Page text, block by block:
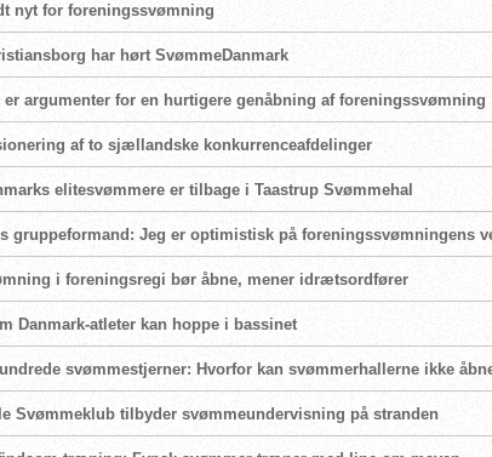
nyt for foreningssvømning
har hørt SvømmeDanmark
er argumenter for en hurtigere genåbning af foreningssvømning
af to sjællandske konkurrenceafdelinger
elitesvømmere er tilbage i Taastrup Svømmehal
gruppeformand: Jeg er optimistisk på foreningssvømningens
i foreningsregi bør åbne, mener idrætsordfører
Danmark-atleter kan hoppe i bassinet
svømmestjerner: Hvorfor kan svømmerhallerne ikke
Svømmeklub tilbyder svømmeundervisning på stranden